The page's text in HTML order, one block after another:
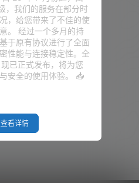
，我们的服务在部分时
，给您带来了不佳的使
。 经过一个多月的持
于原有协议进行了全面
性能与连接稳定性。全
已正式发布，将为您
安全的使用体验。 📥
看详情